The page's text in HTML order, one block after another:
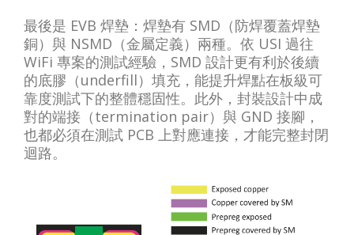
最後是 EVB 焊墊：焊墊有 SMD（防焊覆蓋焊墊
銅）與 NSMD（金屬定義）兩種。依 USI 過往
WiFi 專案的測試經驗，SMD 設計更有利於後續
的底膠（underfill）填充，能提升焊點在板級可
靠度測試下的整體穩固性。此外，封裝設計中成
對的端接（termination pair）與 GND 接腳，
也都必須在測試 PCB 上對應連接，才能完整封閉
迴路。